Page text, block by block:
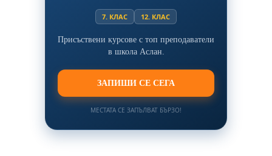
7. КЛАС 12. КЛАС
Присъствени курсове с топ преподаватели
в школа Аслан.
ЗАПИШИ СЕ СЕГА
МЕСТАТА СЕ ЗАПЪЛВАТ БЪРЗО!